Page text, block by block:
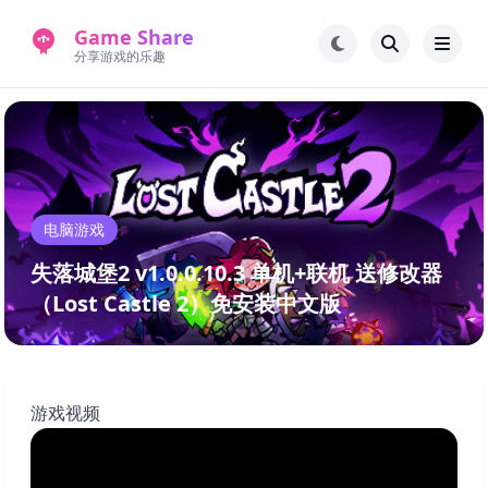
Game Share
分享游戏的乐趣
首页 电脑游戏
手机游戏 常见问题解答
新版游戏站 永久地址
电脑游戏
失落城堡2 v1.0.0.10.3 单机+联机 送修改器
（Lost Castle 2）免安装中文版
游戏视频